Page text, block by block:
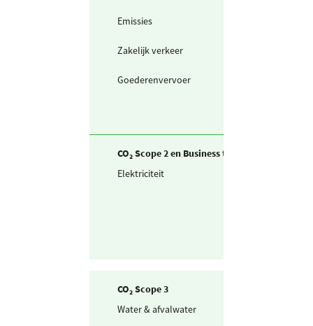
Emissies
Zakelijk verkeer
Goederenvervoer
CO₂ Scope 2 en Business travel
Elektriciteit
CO₂ Scope 3
Water & afvalwater